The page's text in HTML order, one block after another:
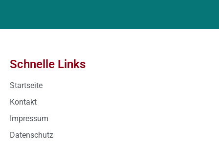
Schnelle Links
Startseite
Kontakt
Impressum
Datenschutz